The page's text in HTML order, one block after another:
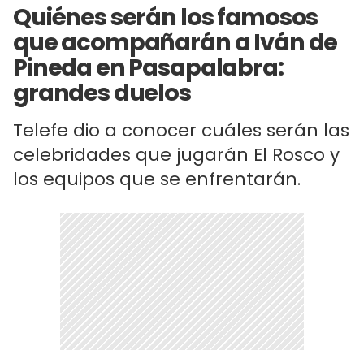
Quiénes serán los famosos
que acompañarán a Iván de
Pineda en Pasapalabra:
grandes duelos
Telefe dio a conocer cuáles serán las
celebridades que jugarán El Rosco y
los equipos que se enfrentarán.